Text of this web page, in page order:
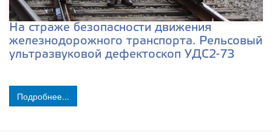
На страже безопасности движения
железнодорожного транспорта. Рельсовый
ультразвуковой дефектоскоп УДС2-73
Подробнее...